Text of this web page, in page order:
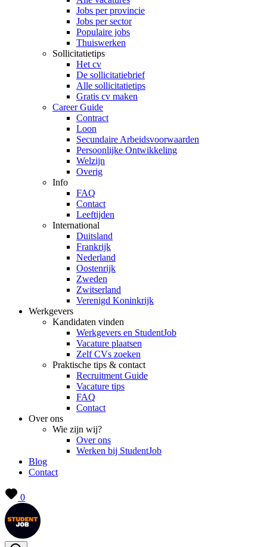
Jobs per provincie
Jobs per sector
Populaire jobs
Thuiswerken
Sollicitatietips
Het cv
De sollicitatiebrief
Alle sollicitatietips
Gratis cv maken
Career Guide
Contract
Loon
Secundaire Arbeidsvoorwaarden
Persoonlijke Ontwikkeling
Welzijn
Overig
Info
FAQ
Contact
Leeftijden
International
Duitsland
Frankrijk
Nederland
Oostenrijk
Zweden
Zwitserland
Verenigd Koninkrijk
Werkgevers
Kandidaten vinden
Werkgevers en StudentJob
Vacature plaatsen
Zelf CVs zoeken
Praktische tips & contact
Recruitment Guide
Vacature tips
FAQ
Contact
Over ons
Wie zijn wij?
Over ons
Werken bij StudentJob
Blog
Contact
0